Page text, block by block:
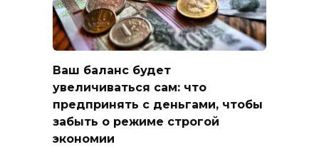
Ваш баланс будет
увеличиваться сам: что
предпринять с деньгами, чтобы
забыть о режиме строгой
экономии